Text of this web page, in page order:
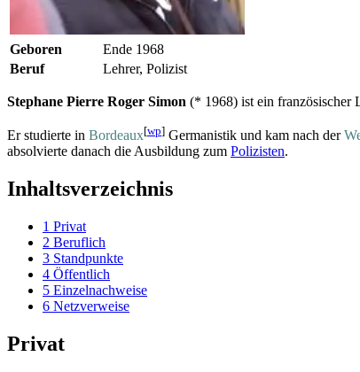
Geboren
Ende 1968
Beruf
Lehrer, Polizist
Stephane Pierre Roger Simon (* 1968) ist ein französischer
Er studierte in Bordeaux[wp] Germanistik und kam nach der
absolvierte danach die Ausbildung zum Polizisten.
Inhaltsverzeichnis
1 Privat
2 Beruflich
3 Standpunkte
4 Öffentlich
5 Einzelnachweise
6 Netzverweise
Privat